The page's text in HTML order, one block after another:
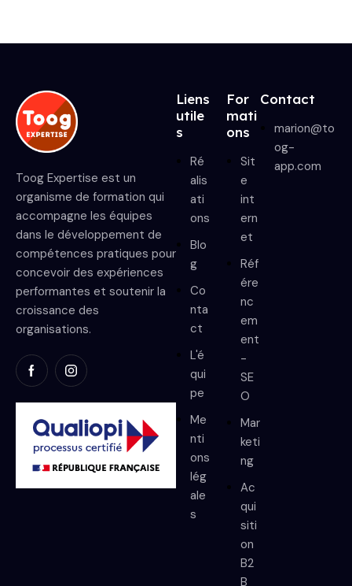
Toog Expertise est un
organisme de formation qui
accompagne les équipes
dans le développement de
compétences pratiques pour
concevoir des expériences
performantes et soutenir la
croissance des
organisations.
Liens
utile
s
Ré
alis
ati
ons
Blo
g
Co
nta
ct
L'é
qui
pe
Me
nti
ons
lég
ale
s
For
mati
ons
Sit
e
int
ern
et
Réf
ére
nc
em
ent
-
SE
O
Mar
keti
ng
Ac
qui
siti
on
B2
B
Contact
marion@to
og-
app.com